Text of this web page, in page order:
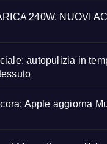
240W, NUOVI
autopulizia in
Apple aggiorna